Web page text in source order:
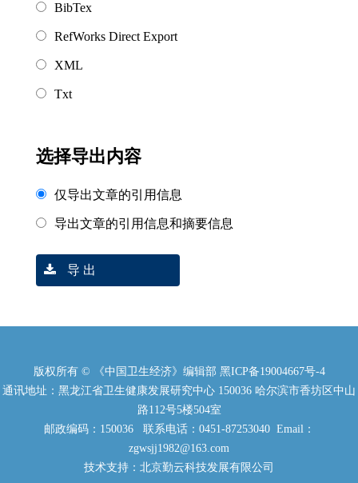
BibTex
RefWorks Direct Export
XML
Txt
选择导出内容
仅导出文章的引用信息
导出文章的引用信息和摘要信息
导 出
版权所有 © 《中国卫生经济》编辑部 黑ICP备19004667号-4
通讯地址：黑龙江省卫生健康发展研究中心 150036 哈尔滨市香坊区中山
路112号5楼504室
邮政编码：150036 联系电话：0451-87253040 Email：
zgwsjj1982@163.com
技术支持：北京勤云科技发展有限公司